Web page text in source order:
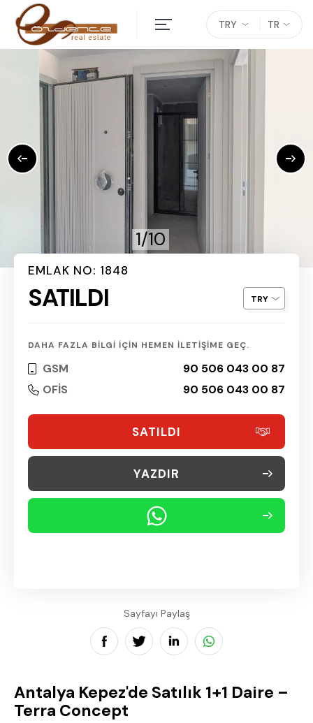
TR
TRY
1/10
EMLAK NO: 1848
SATILDI
DAHA FAZLA BİLGİ İÇİN HEMEN İLETİŞİME GEÇ.
GSM
90 506 043 00 87
OFİS
90 506 043 00 87
SATILDI
YAZDIR
Sayfayı Paylaş
Antalya Kepez'de Satılık 1+1 Daire –
Terra Concept